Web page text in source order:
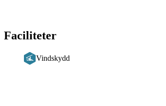
Faciliteter
Vindskydd